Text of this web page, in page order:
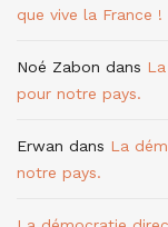
que vive la France !
Noé Zabon dans
pour notre pays.
Erwan dans La
notre pays.